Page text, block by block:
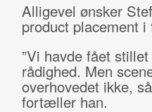
Alligevel ønsker
product placement
”Vi havde fået
rådighed. Men
overhovedet ikke,
fortæller han.